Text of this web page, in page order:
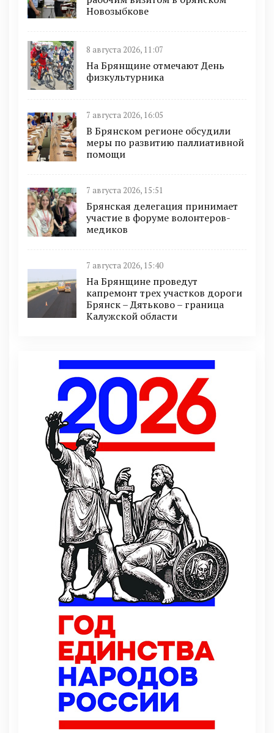
Новозыбкове
8 августа 2026, 11:07
На Брянщине отмечают День
физкультурника
7 августа 2026, 16:05
В Брянском регионе обсудили
меры по развитию паллиативной
помощи
7 августа 2026, 15:51
Брянская делегация принимает
участие в форуме волонтеров-
медиков
7 августа 2026, 15:40
На Брянщине проведут
капремонт трех участков дороги
Брянск – Дятьково – граница
Калужской области